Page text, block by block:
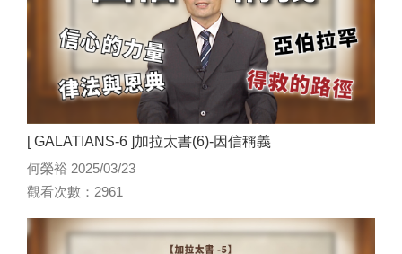
[ GALATIANS-6 ]加拉太書(6)-因信稱義
何榮裕 2025/03/23
觀看次數：2961